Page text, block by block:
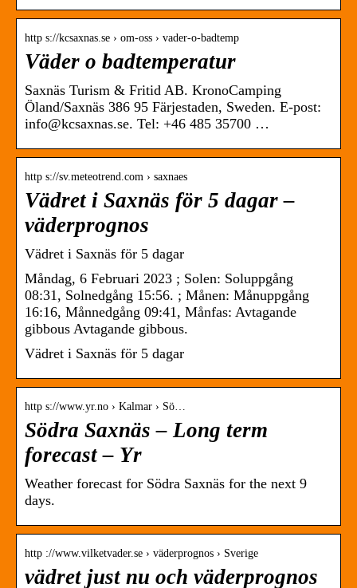
http s://kcsaxnas.se › om-oss › vader-o-badtemp
Väder o badtemperatur
Saxnäs Turism & Fritid AB. KronoCamping
Öland/Saxnäs 386 95 Färjestaden, Sweden. E-post:
info@kcsaxnas.se. Tel: +46 485 35700 …
http s://sv.meteotrend.com › saxnaes
Vädret i Saxnäs för 5 dagar –
väderprognos
Vädret i Saxnäs för 5 dagar
Måndag, 6 Februari 2023 ; Solen: Soluppgång
08:31, Solnedgång 15:56. ; Månen: Månuppgång
16:16, Månnedgång 09:41, Månfas: Avtagande
gibbous Avtagande gibbous.
Vädret i Saxnäs för 5 dagar
http s://www.yr.no › Kalmar › Sö…
Södra Saxnäs – Long term
forecast – Yr
Weather forecast for Södra Saxnäs for the next 9
days.
http ://www.vilketvader.se › väderprognos › Sverige
vädret just nu och väderprognos